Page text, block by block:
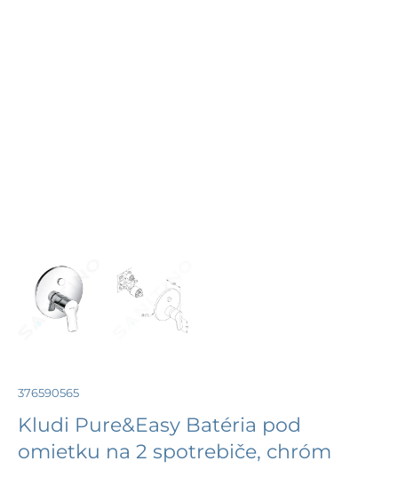
376590565
Kludi Pure&Easy Batéria pod
omietku na 2 spotrebiče, chróm